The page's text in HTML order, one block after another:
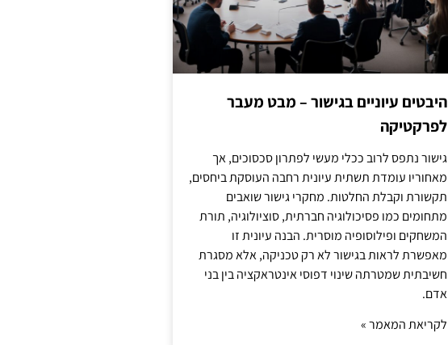
היבטים עיוניים בגישור – מבט מעבר
לפרקטיקה
גישור נתפס לרוב ככלי מעשי לפתרון סכסוכים, אך
מאחוריו עומדת תשתית עיונית רחבה העוסקת ביחסים,
תקשורת וקבלת החלטות. מחקרי גישור שואבים
מתחומים כמו פסיכולוגיה חברתית, סוציולוגיה, תורת
המשחקים ופילוסופיה מוסרית. הבנה עיונית זו
מאפשרת לראות בגישור לא רק טכניקה, אלא מסגרת
חשיבתית שמטרתה שינוי דפוסי אינטראקציה בין בני
אדם.
לקריאת המאמר »